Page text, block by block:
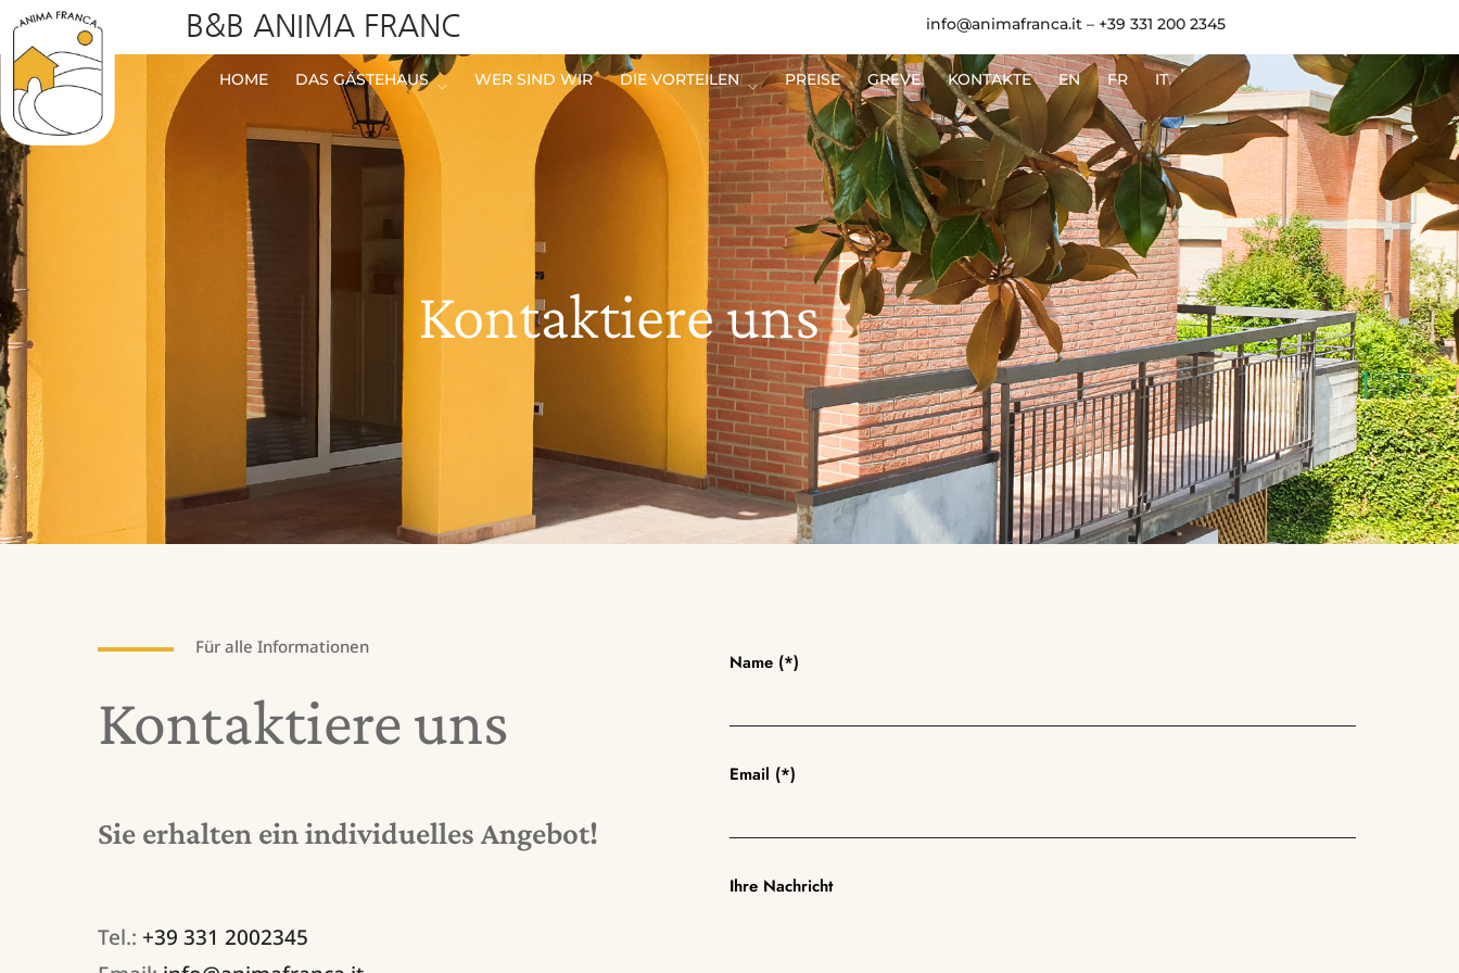
B&B ANIMA FRANC info@animafranca.it – +39 331 200 2345
HOME DAS GÄSTEHAUS WER SIND WIR DIE VORTEILEN PREISE GREVE KONTAKTE EN FR IT
Kontaktiereuns
Für alle Informationen
Kontaktiereuns
Sie erhalten ein individuelles Angebot!
Tel.: +39 331 2002345
Name (*)
Email (*)
Ihre Nachricht